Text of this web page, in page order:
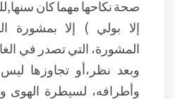
صحة نكاحها مهما كان
إلا بولي ) إلا بمشورة
المشورة، التي تصدر في
وبعد نظر،أو تجاوزها
وأطرافه، لسيطرة الهوى